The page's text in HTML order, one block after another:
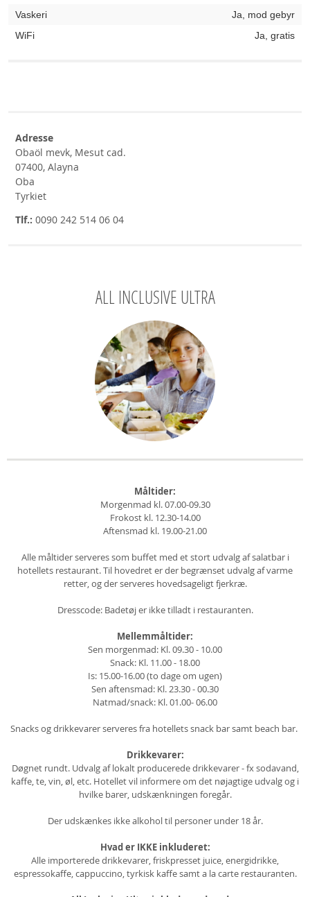
Vaskeri
Ja, mod gebyr
WiFi
Ja, gratis
Adresse
Obaöl mevk, Mesut cad.
07400, Alayna
Oba
Tyrkiet
Tlf.: 0090 242 514 06 04
ALL INCLUSIVE ULTRA
Måltider:
Morgenmad kl. 07.00-09.30
Frokost kl. 12.30-14.00
Aftensmad kl. 19.00-21.00
Alle måltider serveres som buffet med et stort udvalg af salatbar i
hotellets restaurant. Til hovedret er der begrænset udvalg af varme
retter, og der serveres hovedsageligt fjerkræ.
Dresscode: Badetøj er ikke tilladt i restauranten.
Mellemmåltider:
Sen morgenmad: Kl. 09.30 - 10.00
Snack: Kl. 11.00 - 18.00
Is: 15.00-16.00 (to dage om ugen)
Sen aftensmad: Kl. 23.30 - 00.30
Natmad/snack: Kl. 01.00- 06.00
Snacks og drikkevarer serveres fra hotellets snack bar samt beach bar.
Drikkevarer:
Døgnet rundt. Udvalg af lokalt producerede drikkevarer - fx sodavand,
kaffe, te, vin, øl, etc. Hotellet vil informere om det nøjagtige udvalg og i
hvilke barer, udskænkningen foregår.
Der udskænkes ikke alkohol til personer under 18 år.
Hvad er IKKE inkluderet:
Alle importerede drikkevarer, friskpresset juice, energidrikke,
espressokaffe, cappuccino, tyrkisk kaffe samt a la carte restauranten.